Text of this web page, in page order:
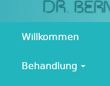
Willkommen
Behandlung